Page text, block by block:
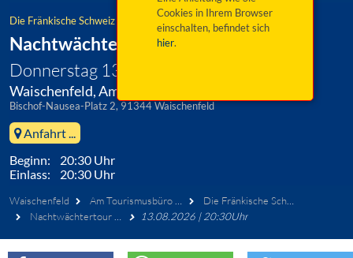
Cookies in Ihrem Browser
einschalten, befindet sich
hier.
Die Fränkische Schweiz - Erlebnisführungen
Nachtwächtertour Waischenfeld
Donnerstag 13. August 2026
Waischenfeld, Am Tourismusbüro Waischenfeld
Bischof-Nausea-Platz 2, 91344 Waischenfeld
Anfahrt ...
Beginn: 20:30 Uhr
Einlass: 20:30 Uhr
Waischenfeld Am Tourismusbüro Waischenfeld
Die Fränkische Schweiz - Erlebnisführungen
Nachtwächtertour Waischenfeld
13.08.2026 | 20:30Uhr